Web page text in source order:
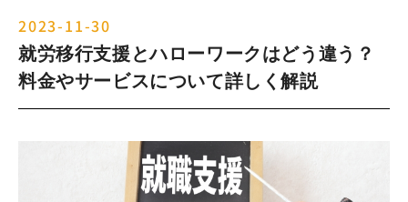
2023-11-30
就労移行支援とハローワークはどう違う？
料金やサービスについて詳しく解説